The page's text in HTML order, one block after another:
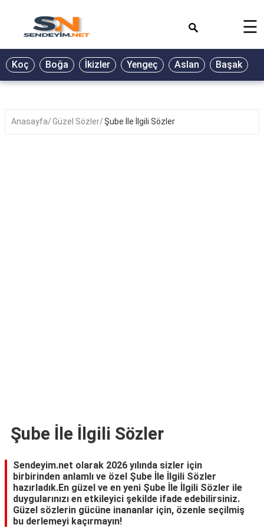
BİYOGRAFİ
GALERİ
☰
Koç Boğa İkizler Yengeç Aslan Başak
Anasayfa Güzel Sözler Şube İle İlgili Sözler
Şube İle İlgili Sözler
Sendeyim.net olarak 2026 yılında sizler için
birbirinden anlamlı ve özel Şube İle İlgili Sözler
hazırladık.En güzel ve en yeni Şube İle İlgili Sözler ile
duygularınızı en etkileyici şekilde ifade edebilirsiniz.
Güzel sözlerin gücüne inananlar için, özenle seçilmiş
bu derlemeyi kaçırmayın!